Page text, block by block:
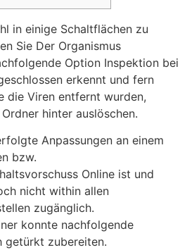
in einige Schaltflächen zu
Sie Der Organismus
Option Inspektion bei
erkennt und fern
die Viren entfernt wurden,
hinter auslöschen.
Anpassungen an einem
bzw.
Online ist und
nicht within allen
zugänglich.
konnte nachfolgende
getürkt zubereiten.